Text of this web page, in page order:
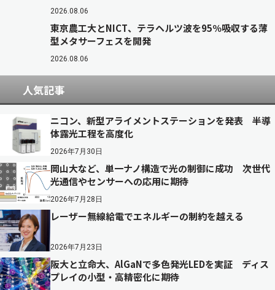
2026.08.06
東京農工大とNICT、テラヘルツ波を95％吸収する薄
型メタサーフェスを開発
2026.08.06
人気記事
ニコン、新型アライメントステーションを発表 半導
体露光工程を高度化
2026年7月30日
岡山大など、単一ナノ構造で光の制御に成功 次世代
光通信やセンサーへの応用に期待
2026年7月28日
レーザー無線給電でエネルギーの制約を越える
2026年7月23日
阪大と立命大、AlGaNで多色発光LEDを実証 ディス
プレイの小型・高精密化に期待